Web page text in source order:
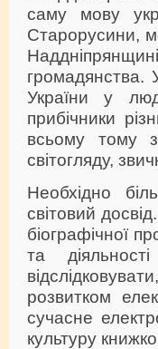
саму мову
Старорусини,
громадянства.
України у
прибічники
всьому тому
світогляду,
Необхідно
світовий
біографічної
та
розвитком
сучасне
культуру